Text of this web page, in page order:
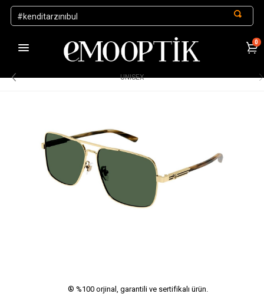
1000 TL ve Üzeri Alışverişlerde Kargo Ücretsiz
0
UNISEX
® %100 orjinal, garantili ve sertifikalı ürün.